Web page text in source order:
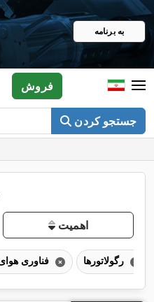
به برنامه
جستجو کردن
فروش
اهمیت